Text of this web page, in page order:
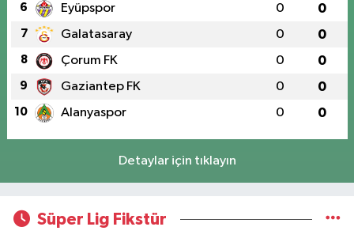
6 Eyüpspor 0 0
7 Galatasaray 0 0
8 Çorum FK 0 0
9 Gaziantep FK 0 0
10 Alanyaspor 0 0
Detaylar için tıklayın
Süper Lig Fikstür